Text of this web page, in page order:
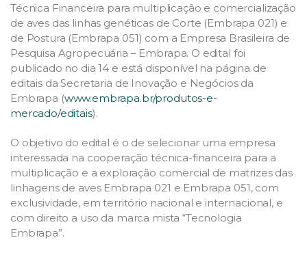
Técnica Financeira para multiplicação e comercialização
de aves das linhas genéticas de Corte (Embrapa 021) e
de Postura (Embrapa 051) com a Empresa Brasileira de
Pesquisa Agropecuária – Embrapa. O edital foi
publicado no dia 14 e está disponível na página de
editais da Secretaria de Inovação e Negócios da
Embrapa (www.embrapa.br/produtos-e-
mercado/editais).
O objetivo do edital é o de selecionar uma empresa
interessada na cooperação técnica-financeira para a
multiplicação e a exploração comercial de matrizes das
linhagens de aves Embrapa 021 e Embrapa 051, com
exclusividade, em território nacional e internacional, e
com direito a uso da marca mista “Tecnologia
Embrapa”.